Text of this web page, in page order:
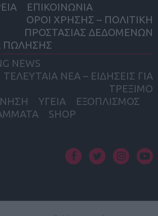
ΕΠΙΚΟΙΝΩΝΙΑ
ΟΡΟΙ ΧΡΗΣΗΣ – ΠΟΛΙΤΙΚΗ
ΠΡΟΣΤΑΣΙΑΣ ΔΕΔΟΜΕΝΩΝ
ΠΩΛΗΣΗΣ
NEWS
ΤΕΛΕΥΤΑΙΑ ΝΕΑ – ΕΙΔΗΣΕΙΣ ΓΙΑ
ΤΡΕΞΙΜΟ
ΥΓΕΙΑ
ΕΞΟΠΛΙΣΜΟΣ
SHOP